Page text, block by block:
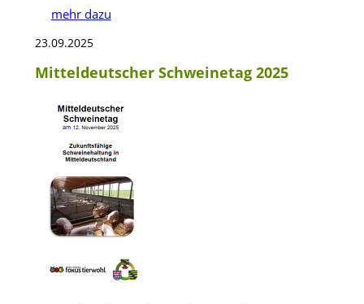
mehr dazu
23.09.2025
Mitteldeutscher Schweinetag 2025